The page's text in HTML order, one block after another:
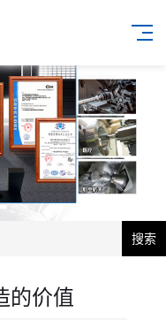
搜索
的价值